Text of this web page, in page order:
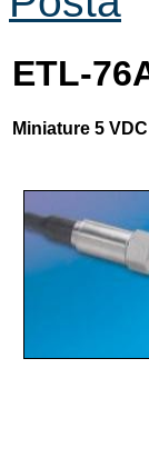
ETL-
Miniature 5